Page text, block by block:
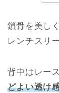
鎖骨を美し
レンチスリ
背中はレー
どよい透け